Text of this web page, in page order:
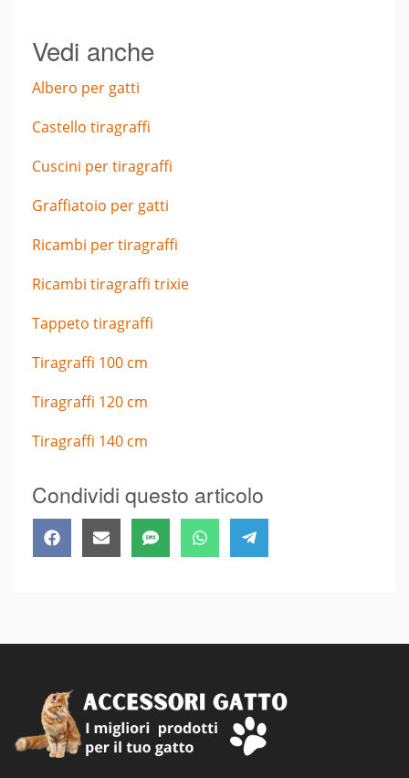
Vedi anche
Albero per gatti
Castello tiragraffi
Cuscini per tiragraffi
Graffiatoio per gatti
Ricambi per tiragraffi
Ricambi tiragraffi trixie
Tappeto tiragraffi
Tiragraffi 100 cm
Tiragraffi 120 cm
Tiragraffi 140 cm
Condividi questo articolo
Share
on
FacebookShare
on
Email Share
on
SMS Share
on
WhatsAppShare
on